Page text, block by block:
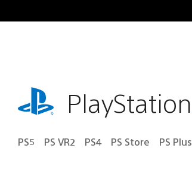
al
playstation.comPlayStation
PS5 PS VR2 PS4 PS Store PS Plus